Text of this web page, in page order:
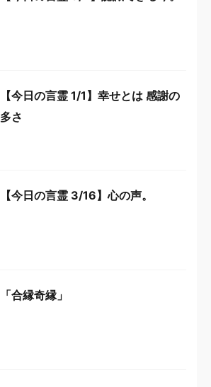
【今日の言霊 1/1】幸せとは 感謝の
多さ
【今日の言霊 3/16】心の声。
「合縁奇縁」